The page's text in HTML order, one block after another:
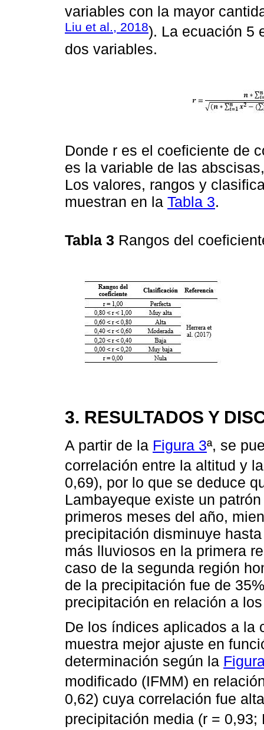
variables con la mayor
Liu et al., 2018). La ecuación 5
dos variables.
Donde r es el coeficiente de
es la variable de las
Los valores, rangos y
muestran en la Tabla 3.
Tabla 3 Rangos del
3. RESULTADOS Y
A partir de la Figura 3ª, se
correlación entre la altitud y
0,69), por lo que se deduce
Lambayeque existe un
primeros meses del año,
precipitación disminuye
más lluviosos en la primera
caso de la segunda región
de la precipitación fue de
precipitación en relación a
De los índices aplicados a la
muestra mejor ajuste en
determinación según la
modificado (IFMM) en
0,62) cuya correlación fue
precipitación media (r = 0,93;